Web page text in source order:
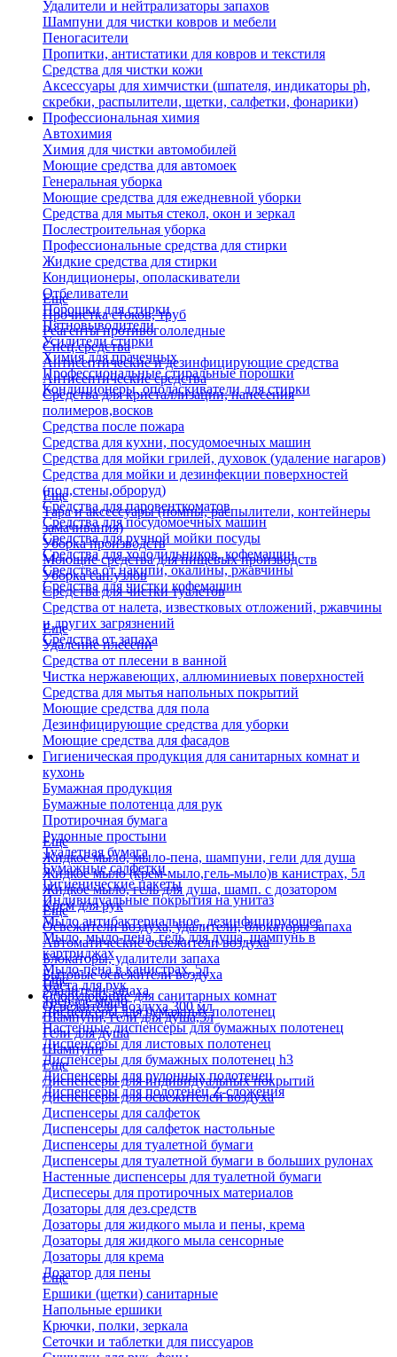
Удалители и нейтрализаторы запахов
Шампуни для чистки ковров и мебели
Пеногасители
Пропитки, антистатики для ковров и текстиля
Средства для чистки кожи
Аксессуары для химчистки (шпателя, индикаторы ph,
скребки, распылители, щетки, салфетки, фонарики)
Профессиональная химия
Автохимия
Химия для чистки автомобилей
Моющие средства для автомоек
Генеральная уборка
Моющие средства для ежедневной уборки
Средства для мытья стекол, окон и зеркал
Послестроительная уборка
Профессиональные средства для стирки
Жидкие средства для стирки
Кондиционеры, ополаскиватели
Отбеливатели
Порошки для стирки
Пятновыводители
Усилители стирки
Химия для прачечных
Профессиональные стиральные порошки
Кондиционеры, ополаскиватели для стирки
Еще
Прочистка стоков, труб
Реагенты противогололедные
Спец.средства
Антисептические и дезинфицирующие средства
Антисептические средства
Средства для кристаллизации, нанесения
полимеров,восков
Средства после пожара
Средства для кухни, посудомоечных машин
Средства для мойки грилей, духовок (удаление нагаров)
Средства для мойки и дезинфекции поверхностей
(пол,стены,оброруд)
Средства для паровенткоматов
Средства для посудомоечных машин
Средства для ручной мойки посуды
Средства для холодильников, кофемашин
Средства от накипи, окалины, ржавчины
Средства для чистки кофемашин
Еще
Тара и аксессуары (помпы, распылители, контейнеры
замачивания)
Уборка производств
Моющие средства для пищевых производств
Уборка сан.узлов
Средства для чистки туалетов
Средства от налета, известковых отложений, ржавчины
и других загрязнений
Средства от запаха
Еще
Удаление плесени
Средства от плесени в ванной
Чистка нержавеющих, аллюминиевых поверхностей
Средства для мытья напольных покрытий
Моющие средства для пола
Дезинфицирующие средства для уборки
Моющие средства для фасадов
Гигиеническая продукция для санитарных комнат и
кухонь
Бумажная продукция
Бумажные полотенца для рук
Протирочная бумага
Рулонные простыни
Туалетная бумага
Бумажные салфетки
Гигиенические пакеты
Индивидуальные покрытия на унитаз
Еще
Жидкое мыло, мыло-пена, шампуни, гели для душа
Жидкое мыло (крем-мыло,гель-мыло)в канистрах, 5л
Жидкое мыло, гель для душа, шамп. с дозатором
Крем для рук
Мыло антибактериальное, дезинфицирующее
Мыло, мыло-пена, гель для душа, шампунь в
картриджах
Мыло-пена в канистрах, 5л
Паста для рук
Твердое мыло
Шампуни, гели для душа,5л
Гели для душа
Шампуни
Еще
Освежители воздуха, удалители, блокаторы запаха
Автоматические освежители воздуха
Блокаторы, удалители запаха
Бытовые освежители воздуха
Удалители запаха
Освежители воздуха 300 мл
Еще
Оборудование для санитарных комнат
Диспенсеры для бумажных полотенец
Настенные диспенсеры для бумажных полотенец
Диспенсеры для листовых полотенец
Диспенсеры для бумажных полотенец h3
Диспенсеры для рулонных полотенец
Диспенсеры для полотенец Z-сложения
Еще
Диспенсеры для индивидуальных покрытий
Диспенсеры для освежителей воздуха
Диспенсеры для салфеток
Диспенсеры для салфеток настольные
Диспенсеры для туалетной бумаги
Диспенсеры для туалетной бумаги в больших рулонах
Настенные диспенсеры для туалетной бумаги
Диспесеры для протирочных материалов
Дозаторы для дез.средств
Дозаторы для жидкого мыла и пены, крема
Дозаторы для жидкого мыла сенсорные
Дозаторы для крема
Дозатор для пены
Еще
Ершики (щетки) санитарные
Напольные ершики
Крючки, полки, зеркала
Сеточки и таблетки для писсуаров